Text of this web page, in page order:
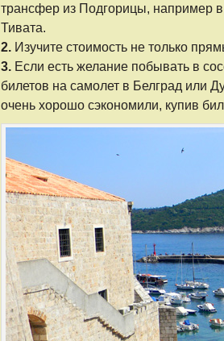
трансфер из Подгорицы, например
Тивата.
2. Изучите стоимость не только
3. Если есть желание побывать в
билетов на самолет в Белград или
очень хорошо сэкономили, купив